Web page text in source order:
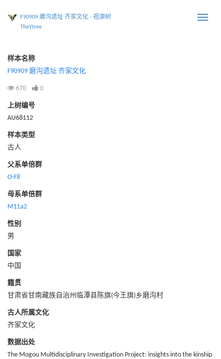
Toggle
F90909 磨沟遗址 齐家文化 - 祖源树
TheYtree
样本名称
F90909 磨沟遗址 齐家文化
670 0
上树编号
AU68112
样本类型
古人
父系单倍群
O-F8
母系单倍群
M11a2
性别
男
国家
中国
籍贯
甘肃省甘南藏族自治州临潭县陈旗(今王旗)乡磨沟村
古人所属文化
齐家文化
数据出处
The Mogou Multidisciplinary Investigation Project: insights into the kinship